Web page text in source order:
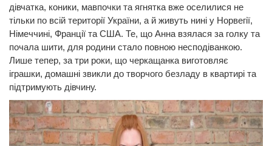
дівчатка, коники, мавпочки та ягнятка вже оселилися не
тільки по всій території України, а й живуть нині у Норвегії,
Німеччині, Франції та США. Те, що Анна взялася за голку та
почала шити, для родини стало повною несподіванкою.
Лише тепер, за три роки, що черкащанка виготовляє
іграшки, домашні звикли до творчого безладу в квартирі та
підтримують дівчину.